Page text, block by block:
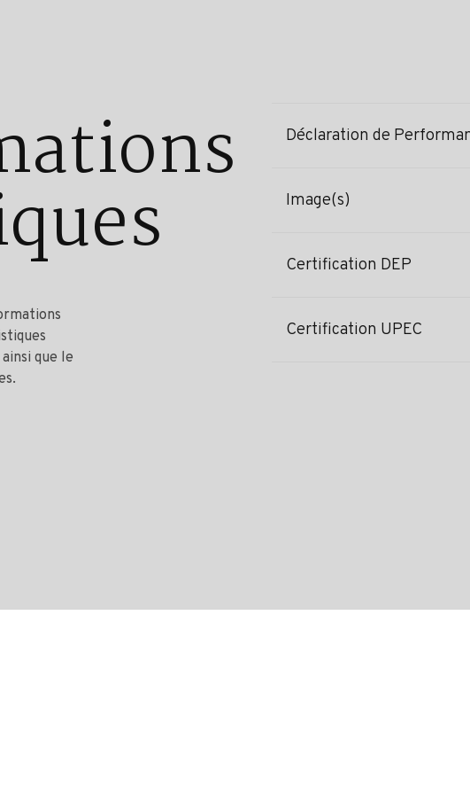
que le
Déclaration de
Image(s)
Certification DEP
Certification UPEC